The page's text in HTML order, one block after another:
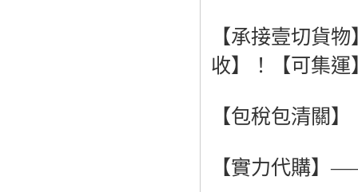
【承接壹切貨
收】！【可集運
【包稅包清關
【實力代購】